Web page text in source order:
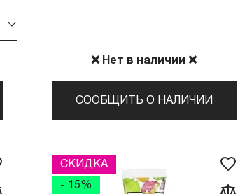
❌ Нет в наличии ❌
СООБЩИТЬ О НАЛИЧИИ
СКИДКА
- 15%